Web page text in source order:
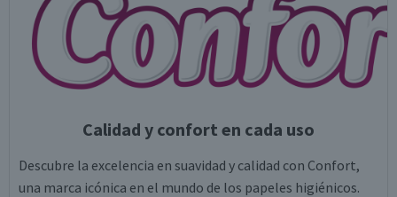
Calidad y confort en cada uso
Descubre la excelencia en suavidad y calidad con Confort,
una marca icónica en el mundo de los papeles higiénicos.